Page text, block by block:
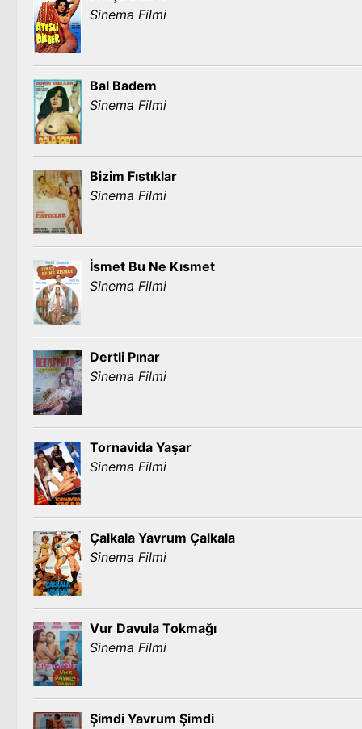
Sinema Filmi
Bal Badem
Sinema Filmi
Bizim Fıstıklar
Sinema Filmi
İsmet Bu Ne Kısmet
Sinema Filmi
Dertli Pınar
Sinema Filmi
Tornavida Yaşar
Sinema Filmi
Çalkala Yavrum Çalkala
Sinema Filmi
Vur Davula Tokmağı
Sinema Filmi
Şimdi Yavrum Şimdi